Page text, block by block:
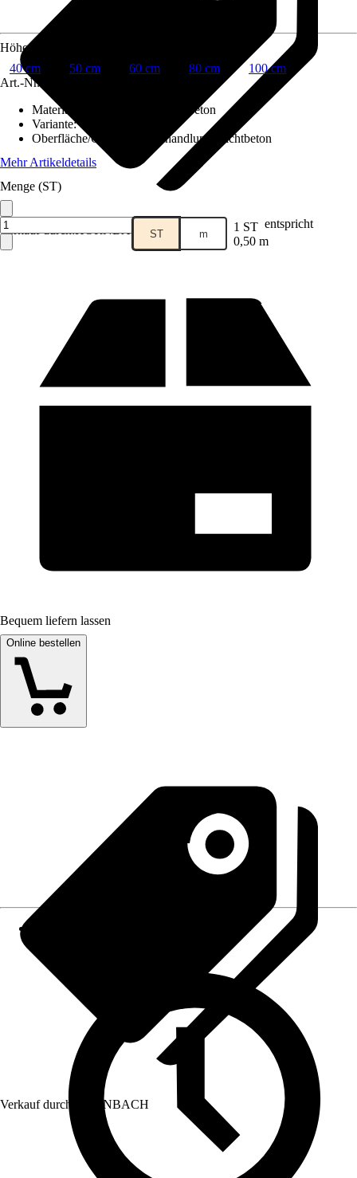
Verkauf durch:HORNBACH
Höhe
40 cm
50 cm 60 cm 80 cm
100 cm
Art.-Nr.
Materialspezifizierung
Normalbeton
Variante:Unbewehrt
Oberfläche/Oberflächenbehandlung
Sichtbeton
Mehr Artikeldetails
Menge (ST)
ST m 1 ST entspricht
0,50 m
Bequem liefern lassen
Online bestellen
Verkauf durch: HORNBACH